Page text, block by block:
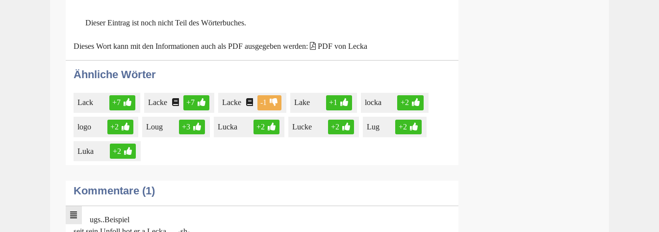
Dieser Eintrag ist noch nicht Teil des Wörterbuches.
Dieses Wort kann mit den Informationen auch als PDF ausgegeben werden: PDF von Lecka
Ähnliche Wörter
Lack +7 Lacke +7 Lacke -1 Lake +1 locka +2
logo +2 Loug +3 Lucka +2 Lucke +2 Lug +2
Luka +2
Kommentare (1)
ugs..Beispiel